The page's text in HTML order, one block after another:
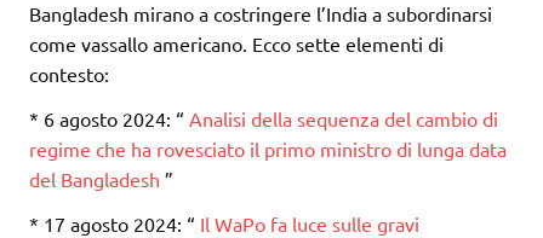
Bangladesh mirano a costringere l’India a subordinarsi
come vassallo americano. Ecco sette elementi di
contesto:
* 6 agosto 2024: “ Analisi della sequenza del cambio di
regime che ha rovesciato il primo ministro di lunga data
del Bangladesh ”
* 17 agosto 2024: “ Il WaPo fa luce sulle gravi